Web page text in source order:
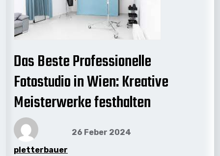
Das Beste Professionelle
Fotostudio in Wien: Kreative
Meisterwerke festhalten
pletterbauer
26 Feber 2024